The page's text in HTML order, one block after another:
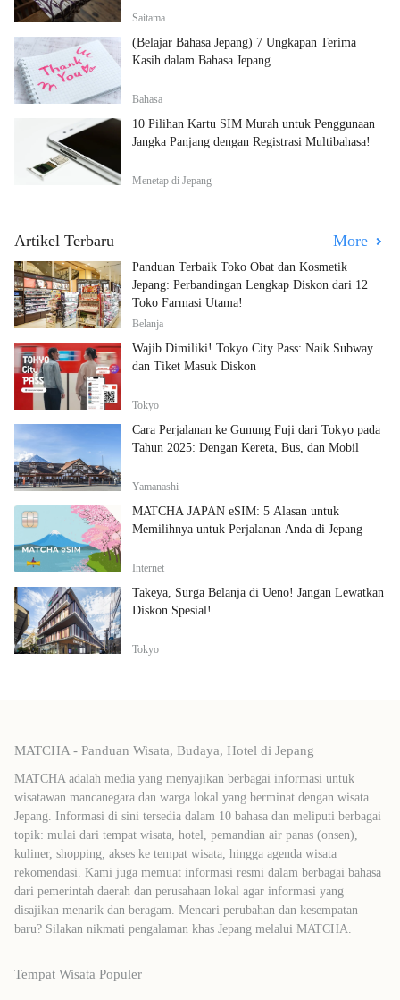
Saitama
(Belajar Bahasa Jepang) 7 Ungkapan Terima
Kasih dalam Bahasa Jepang
Bahasa
10 Pilihan Kartu SIM Murah untuk Penggunaan
Jangka Panjang dengan Registrasi Multibahasa!
Menetap di Jepang
Artikel Terbaru More
Panduan Terbaik Toko Obat dan Kosmetik
Jepang: Perbandingan Lengkap Diskon dari 12
Toko Farmasi Utama!
Belanja
Wajib Dimiliki! Tokyo City Pass: Naik Subway
dan Tiket Masuk Diskon
Tokyo
Cara Perjalanan ke Gunung Fuji dari Tokyo pada
Tahun 2025: Dengan Kereta, Bus, dan Mobil
Yamanashi
MATCHA JAPAN eSIM: 5 Alasan untuk
Memilihnya untuk Perjalanan Anda di Jepang
Internet
Takeya, Surga Belanja di Ueno! Jangan Lewatkan
Diskon Spesial!
Tokyo
MATCHA - Panduan Wisata, Budaya, Hotel di Jepang
MATCHA adalah media yang menyajikan berbagai informasi untuk
wisatawan mancanegara dan warga lokal yang berminat dengan wisata
Jepang. Informasi di sini tersedia dalam 10 bahasa dan meliputi berbagai
topik: mulai dari tempat wisata, hotel, pemandian air panas (onsen),
kuliner, shopping, akses ke tempat wisata, hingga agenda wisata
rekomendasi. Kami juga memuat informasi resmi dalam berbagai bahasa
dari pemerintah daerah dan perusahaan lokal agar informasi yang
disajikan menarik dan beragam. Mencari perubahan dan kesempatan
baru? Silakan nikmati pengalaman khas Jepang melalui MATCHA.
Tempat Wisata Populer